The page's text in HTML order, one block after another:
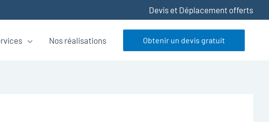
Devis et Déplacement offerts
Nos réalisations Obtenir un devis gratuit